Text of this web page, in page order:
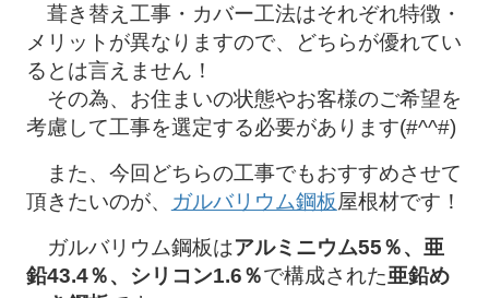
葺き替え工事・カバー工法はそれぞれ特徴・
メリットが異なりますので、どちらが優れてい
るとは言えません！
その為、お住まいの状態やお客様のご希望を
考慮して工事を選定する必要があります(#^^#)
また、今回どちらの工事でもおすすめさせて
頂きたいのが、
ガルバリウム鋼板屋根材です！
ガルバリウム鋼板はアルミニウム55％、亜
鉛43.4％、シリコン1.6％で構成された亜鉛め